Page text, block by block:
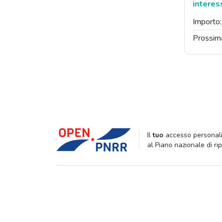
Importo:
Iltuo accesso
al Piano nazionale di